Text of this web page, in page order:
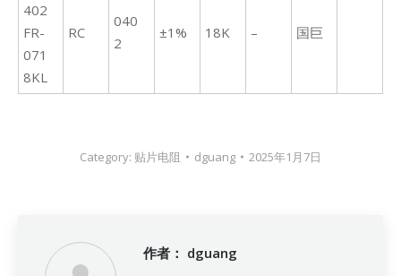
402
FR-
071
8KL
RC
040
2
±1% 18K – 国巨
Category: 贴片电阻 dguang 2025年1月7日
作者： dguang